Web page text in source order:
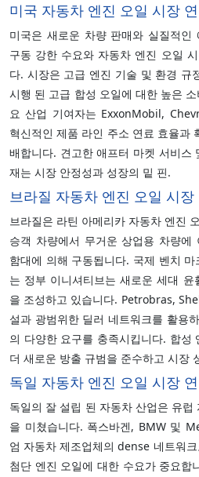
미국 자동차 엔진 오일 시장
미국은 새로운 차량 판매와 실질적인
구동 강한 수요와 자동차 엔진 오일
다. 시장은 고급 엔진 기술 및 환경 규
시행 된 고급 합성 오일에 대한 높은
요 산업 기여자는 ExxonMobil,
혁신적인 제품 라인 주소 연료 효율과
배합니다. 견고한 애프터 마켓 서비스
재는 시장 안정성과 성장의 밑 핀.
브라질 자동차 엔진 오일 시장
브라질은 라틴 아메리카 자동차 엔진
승객 차량에서 무거운 상업용 차량에
함대에 의해 구동됩니다. 국제 벤치
는 정부 이니셔티브는 새로운 세대
을 조성하고 있습니다. Petrobras,
설과 광범위한 딜러 네트워크를 활용
의 다양한 요구를 충족시킵니다. 합성
더 새로운 방출 규범을 준수하고 시장
독일 자동차 엔진 오일 시장
독일의 잘 설립 된 자동차 산업은 유
을 미쳤습니다. 폭스바겐, BMW 및
엄 자동차 제조업체의 dense 네트워
첨단 엔진 오일에 대한 수요가 중요합